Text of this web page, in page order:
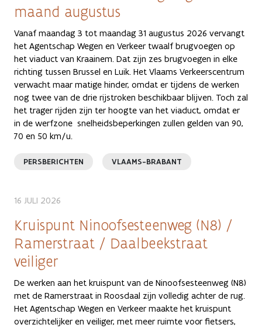
maand augustus
Vanaf maandag 3 tot maandag 31 augustus 2026 vervangt
het Agentschap Wegen en Verkeer twaalf brugvoegen op
het viaduct van Kraainem. Dat zijn zes brugvoegen in elke
richting tussen Brussel en Luik. Het Vlaams Verkeerscentrum
verwacht maar matige hinder, omdat er tijdens de werken
nog twee van de drie rijstroken beschikbaar blijven. Toch zal
het trager rijden zijn ter hoogte van het viaduct, omdat er
in de werfzone snelheidsbeperkingen zullen gelden van 90,
70 en 50 km/u.
PERSBERICHTEN VLAAMS-BRABANT
16 JULI 2026
Kruispunt Ninoofsesteenweg (N8) /
Ramerstraat / Daalbeekstraat
veiliger
De werken aan het kruispunt van de Ninoofsesteenweg (N8)
met de Ramerstraat in Roosdaal zijn volledig achter de rug.
Het Agentschap Wegen en Verkeer maakte het kruispunt
overzichtelijker en veiliger, met meer ruimte voor fietsers,